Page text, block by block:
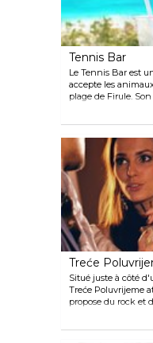
Tennis Bar
Le Tennis Bar est
accepte les
plage de Firule.
atmosphère bien
avec des amis ou
amis, dansez toute
confortablement
dans le sable. Lors
offrez-vous une
Treće
Situé juste à côté
Treće Poluvrijeme
propose du rock et
La piste de danse